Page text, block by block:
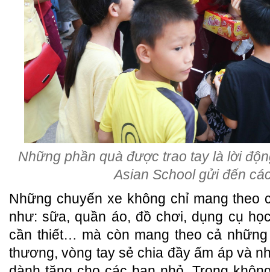
Những phần quà được trao tay là lời
Asian School gửi đến
Những chuyến xe không chỉ mang theo
như: sữa, quần áo, đồ chơi, dụng cụ
cần thiết… mà còn mang theo cả
thương, vòng tay sẻ chia đầy ấm áp và